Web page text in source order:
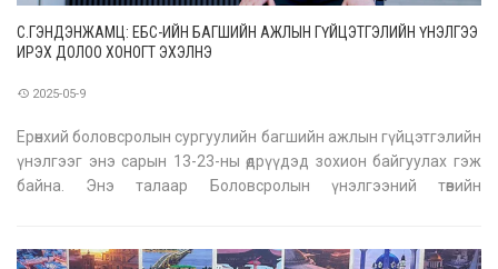
C.ГЭНДЭНЖАМЦ: ЕБС-ИЙН БАГШИЙН АЖЛЫН ГҮЙЦЭТГЭЛИЙН ҮНЭЛГЭЭ
ИРЭХ ДОЛОО ХОНОГТ ЭХЭЛНЭ
2025-05-9
Ерөнхий боловсролын сургуулийн багшийн ажлын гүйцэтгэлийн
үнэлгээг энэ сарын 13-23-ны өдрүүдэд зохион байгуулах гэж
байна. Энэ талаар Боловсролын үнэлгээний төвийн
байгуулах вэ? -Боловсрол